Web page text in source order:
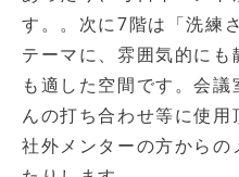
す。。次に7階は「洗練
テーマに、雰囲気的に
も適した空間です。会
んの打ち合わせ等に使
社外メンターの方からの